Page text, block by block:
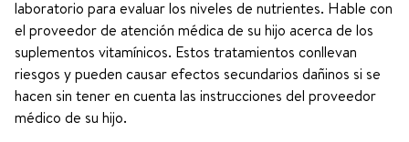
laboratorio para evaluar los niveles de nutrientes. Hable con
el proveedor de atención médica de su hijo acerca de los
suplementos vitamínicos. Estos tratamientos conllevan
riesgos y pueden causar efectos secundarios dañinos si se
hacen sin tener en cuenta las instrucciones del proveedor
médico de su hijo.